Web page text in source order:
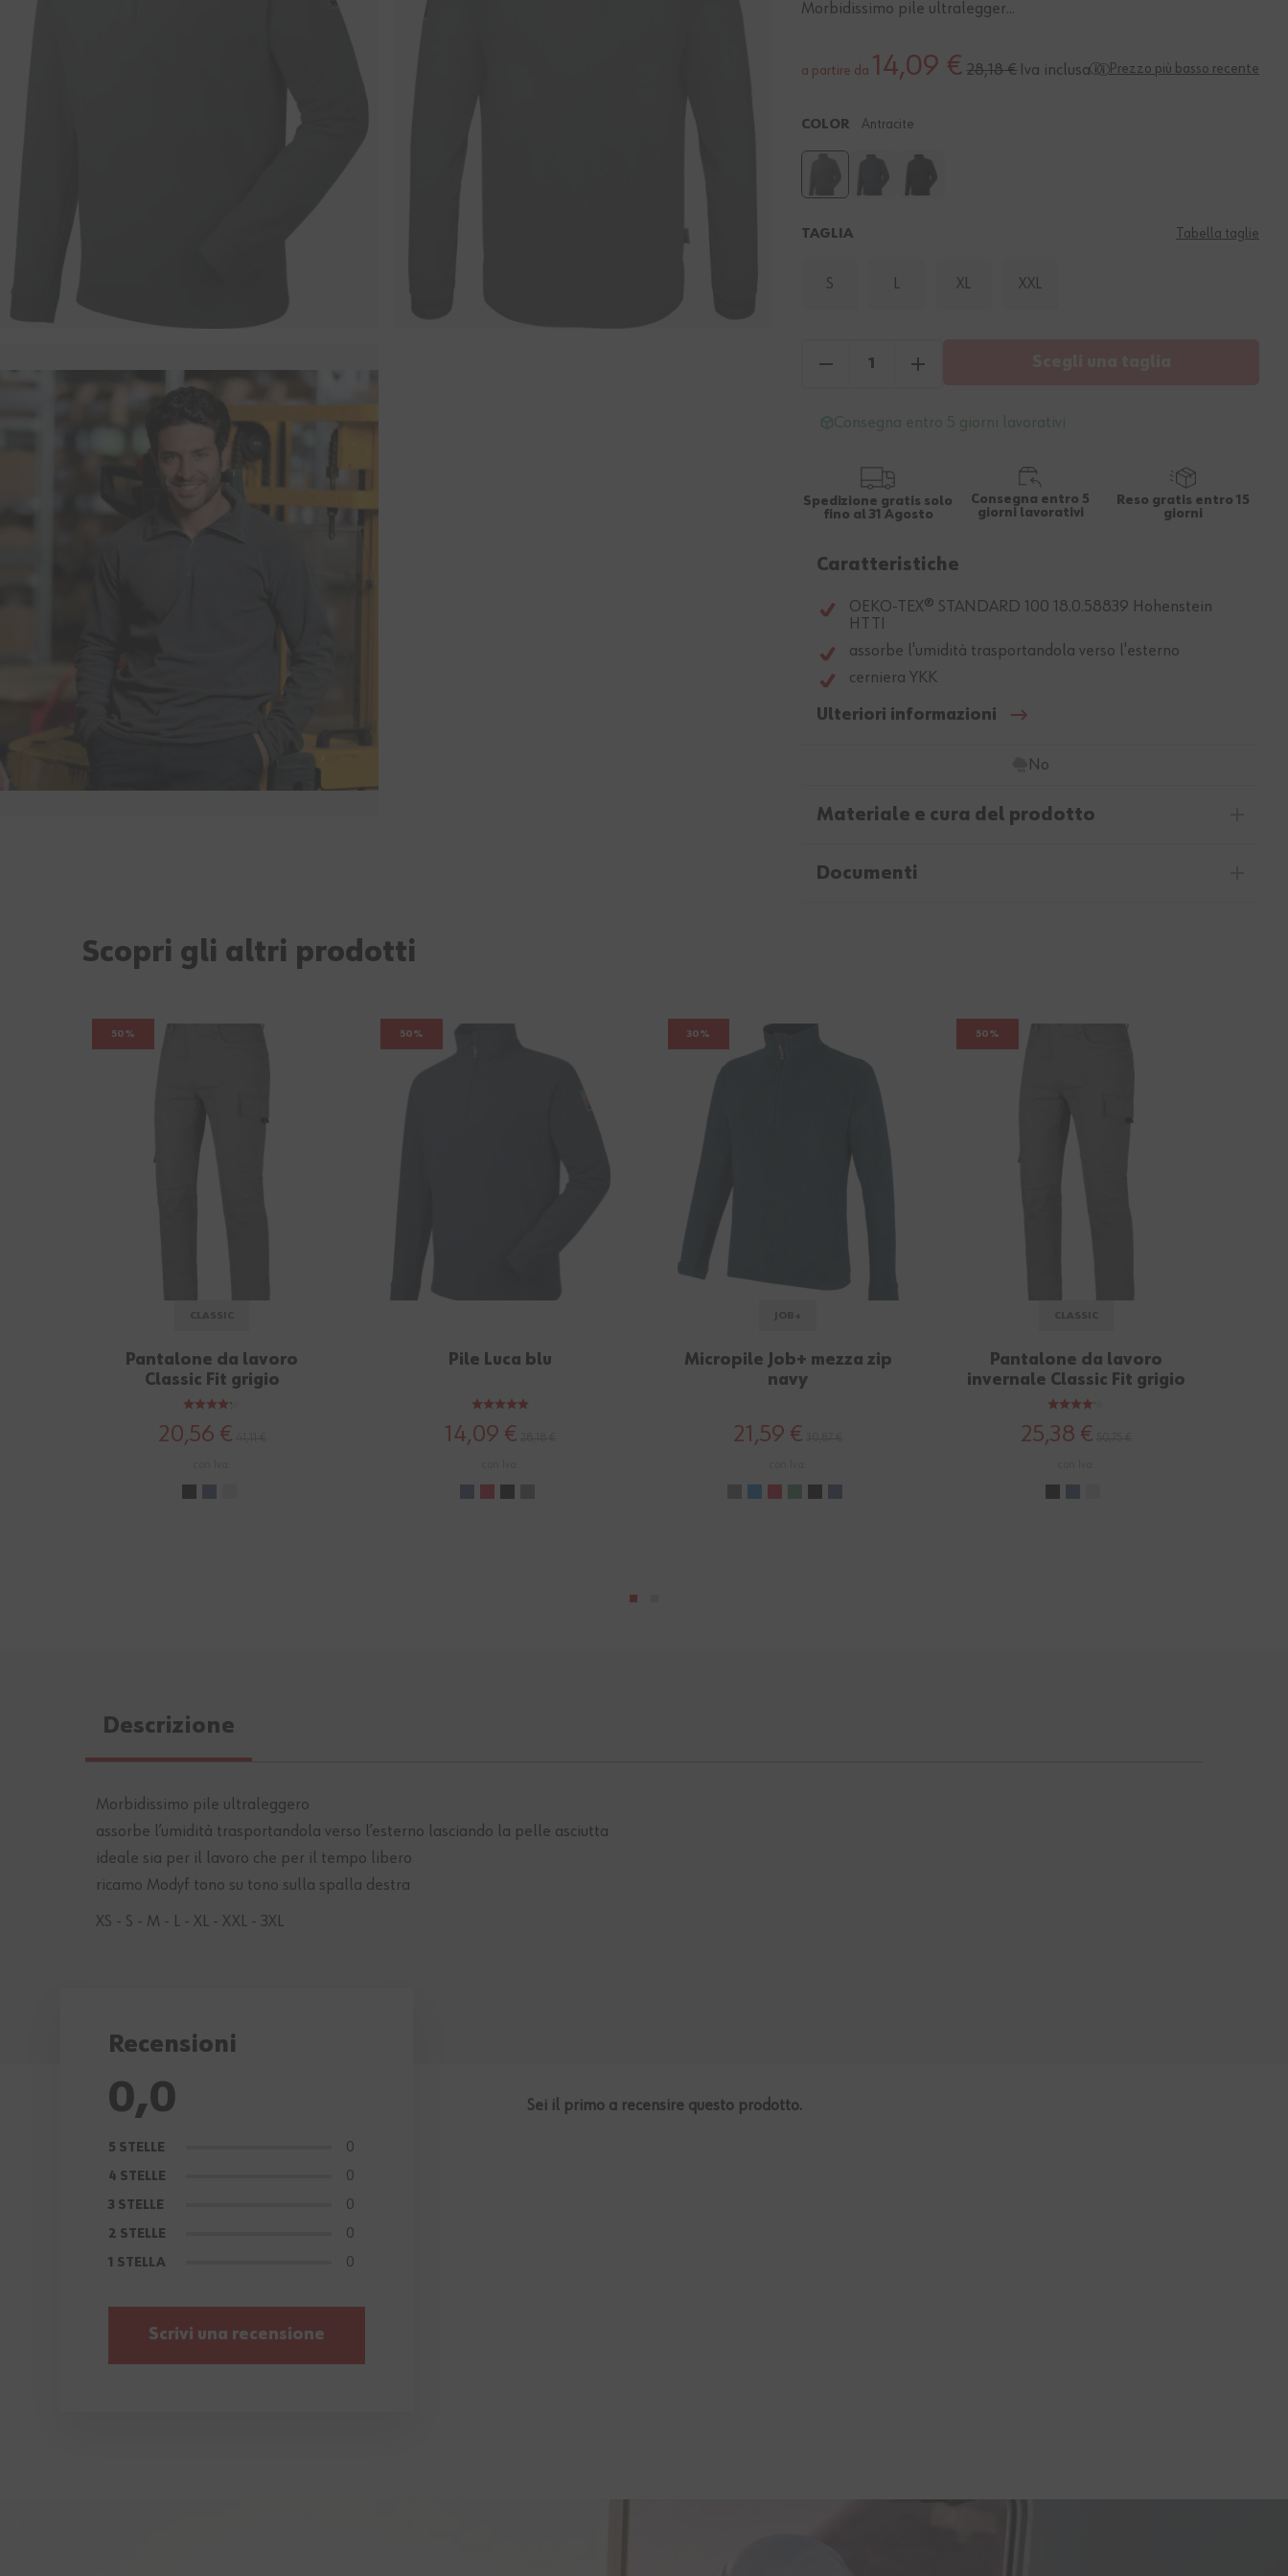
Morbidissimo pile ultralegger...
a partire da 14,09 € 28,18 € Iva inclusa Prezzo più basso recente
COLOR Antracite
TAGLIA Tabella taglie
S L XL XXL
Consegna entro 5 giorni lavorativi
Spedizione gratis solo
fino al 31 Agosto
Consegna entro 5
giorni lavorativi
Reso gratis entro 15
giorni
Caratteristiche
OEKO-TEX® STANDARD 100 18.0.58839 Hohenstein
HTTI
assorbe l'umidità trasportandola verso l'esterno
cerniera YKK
Ulteriori informazioni
No
Materiale e cura del prodotto
Documenti
Scopri gli altri prodotti
50%
Pantalone da lavoro
Classic Fit grigio
20,56 €
50%
Pile Luca blu
14,09 €
30%
Micropile Job+ mezza zip
navy
21,59 €
50%
Pantalone da lavoro
invernale Classic Fit grigio
25,38 €
Descrizione
Morbidissimo pile ultraleggero
assorbe l’umidità trasportandola verso l’esterno lasciando la pelle asciutta
ideale sia per il lavoro che per il tempo libero
ricamo Modyf tono su tono sulla spalla destra
XS - S - M - L - XL - XXL - 3XL
Recensioni
0,0
5 STELLE 0
4 STELLE 0
3 STELLE 0
2 STELLE 0
1 STELLA 0
Scrivi una recensione
Sei il primo a recensire questo prodotto.